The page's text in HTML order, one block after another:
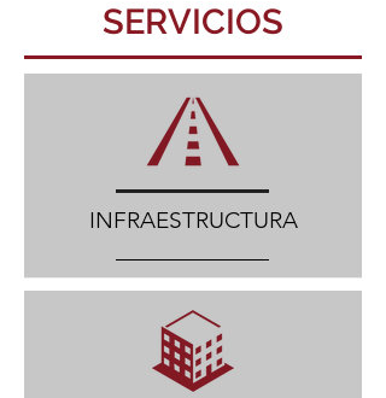
SERVICIOS
INFRAESTRUCTURA